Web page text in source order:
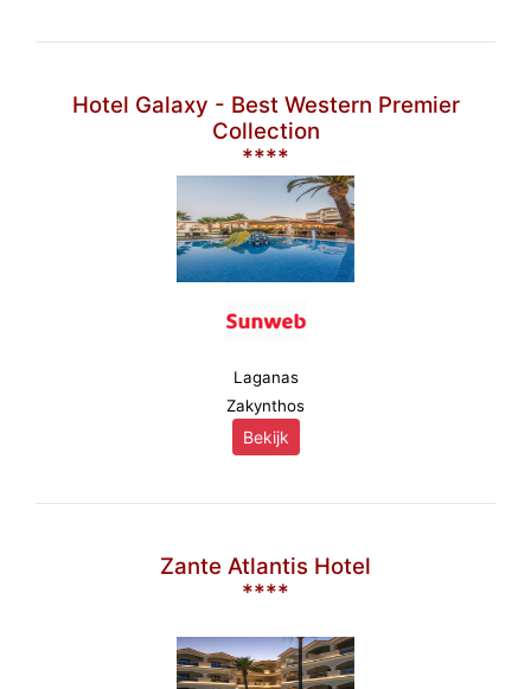
Hotel Galaxy - Best Western Premier
Collection
****
Laganas
Zakynthos
Bekijk
Zante Atlantis Hotel
****